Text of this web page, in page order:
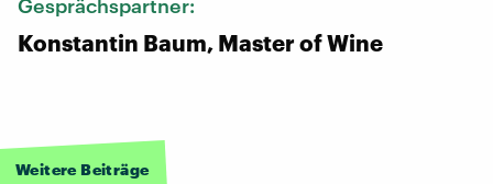
Gesprächspartner:
Konstantin Baum, Master of Wine
Weitere Beiträge